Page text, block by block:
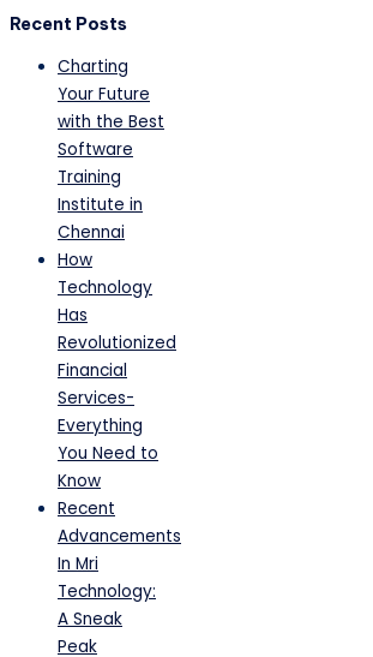
Recent Posts
Charting
Your Future
with the Best
Software
Training
Institute in
Chennai
How
Technology
Has
Revolutionized
Financial
Services-
Everything
You Need to
Know
Recent
Advancements
In Mri
Technology:
A Sneak
Peak